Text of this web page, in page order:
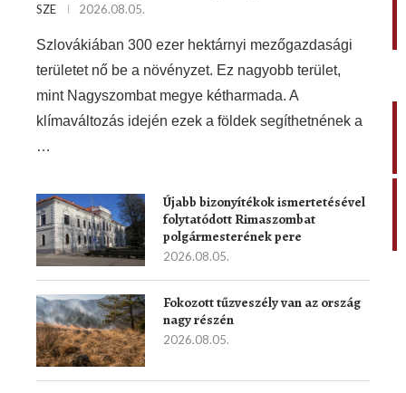
SZE 2026.08.05.
Szlovákiában 300 ezer hektárnyi mezőgazdasági
területet nő be a növényzet. Ez nagyobb terület,
mint Nagyszombat megye kétharmada. A
klímaváltozás idején ezek a földek segíthetnének a
…
Újabb bizonyítékok ismertetésével
folytatódott Rimaszombat
polgármesterének pere
2026.08.05.
Fokozott tűzveszély van az ország
nagy részén
2026.08.05.